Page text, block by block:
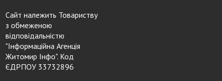
Сайт належить Товариству
з обмеженою
відповідальністю
"Інформаційна Агенція
Житомир Інфо". Код
ЄДРПОУ 33732896